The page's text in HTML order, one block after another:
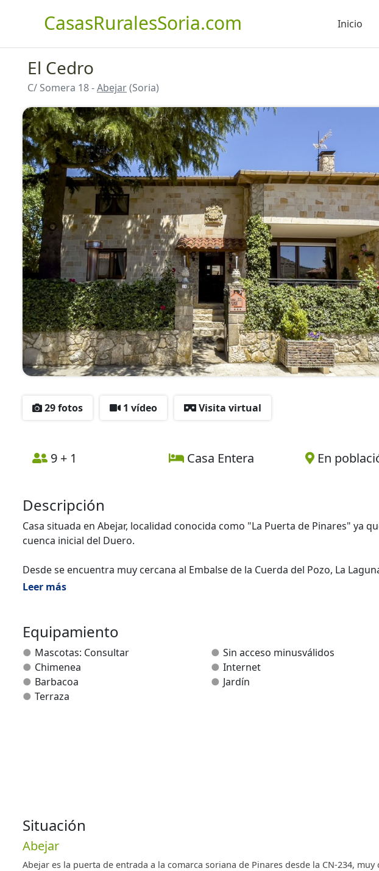
CasasRuralesSoria.com Inicio
El Cedro
C/ Somera 18 -Abejar(Soria)
29 fotos 1 vídeo Visita virtual
9 + 1 Casa Entera En
Descripción
Casa situada en Abejar, localidad conocida como "La Puerta de Pinares" ya
cuenca inicial del Duero.
Desde se encuentra muy cercana al Embalse de la Cuerda del Pozo, La
esta situada en lugar privilegiado para conocer y realizar excursiones por
Leer más
Equipamiento
Mascotas: Consultar Sin acceso minusválidos
Chimenea
Internet
Barbacoa
Jardín
Terraza
Situación
Abejar
Abejar es la puerta de entrada a la comarca soriana de Pinares desde la CN-234,